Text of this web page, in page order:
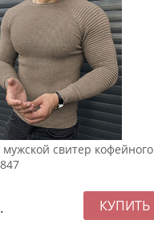
свитер кофейного